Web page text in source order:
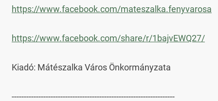
https://www.facebook.com/mateszalka.fenyvarosa
https://www.facebook.com/share/r/1bajvEWQ27/
Kiadó: Mátészalka Város Önkormányzata
-------------------------------------------------------------------